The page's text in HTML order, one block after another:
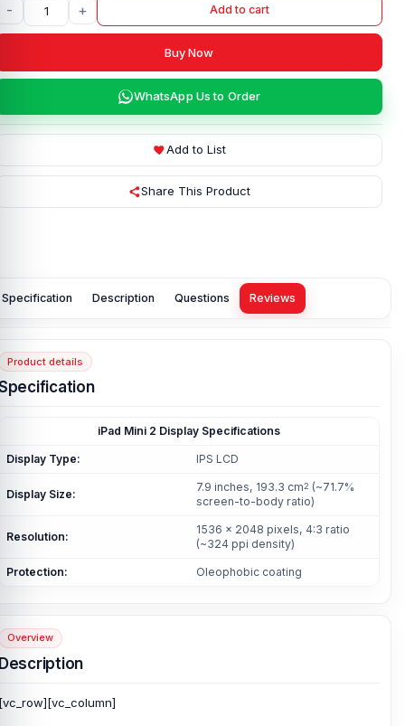
- + Add to cart
Buy Now
WhatsApp Us to Order
Add to List
Share This Product
Specification Description Questions Reviews
Product details
iPad Mini 2 Display Specifications
Display Type: IPS LCD
Display Size:
7.9 inches, 193.3 cm2 (~71.7%
screen-to-body ratio)
Resolution:
1536 x 2048 pixels, 4:3 ratio
(~324 ppi density)
Protection: Oleophobic coating
Overview